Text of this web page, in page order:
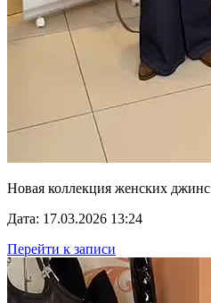
Новая коллекция женских джинс
Дата: 17.03.2026 13:24
Перейти к записи